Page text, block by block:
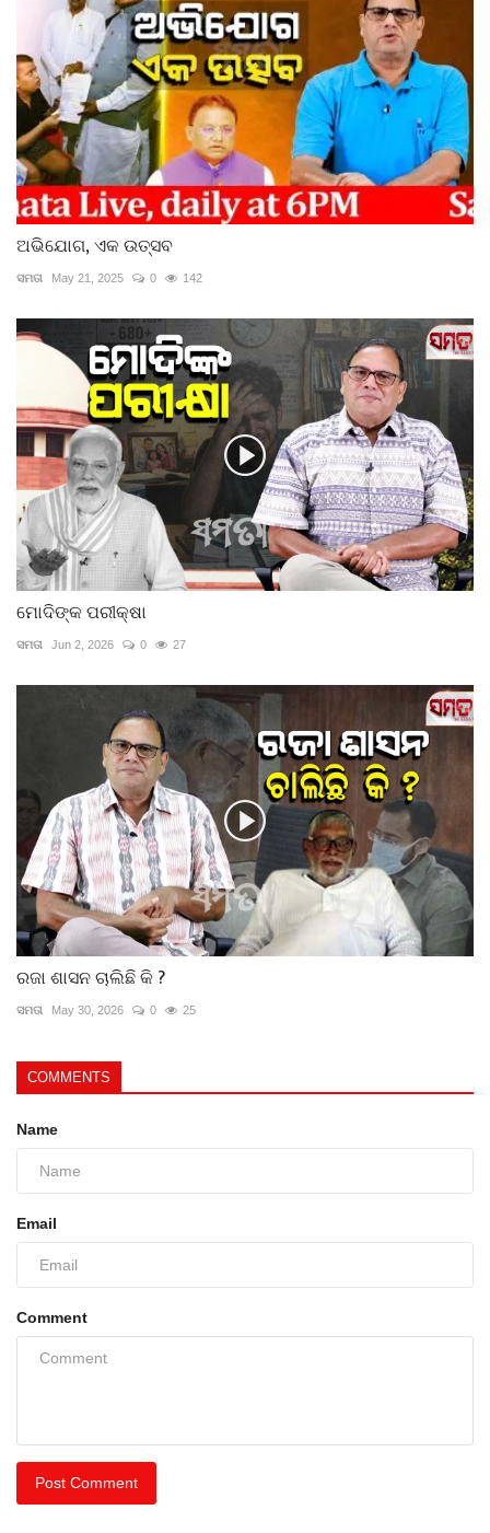
ଅଭିଯୋଗ, ଏକ ଉତ୍ସବ
ସମତା May 21, 2025 0 142
ମୋଦିଙ୍କ ପରୀକ୍ଷା
ସମତା Jun 2, 2026 0 27
ରଜା ଶାସନ ଚାଲିଛି କି ?
ସମତା May 30, 2026 0 25
COMMENTS
Name
Email
Comment
Post Comment